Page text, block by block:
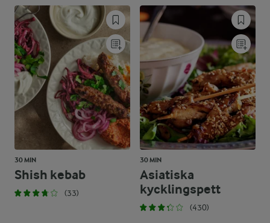
30 MIN
Shish kebab
(33)
30 MIN
Asiatiska
kycklingspett
(430)